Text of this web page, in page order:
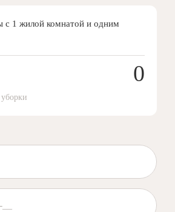
с 1 жилой комнатой и одним
0